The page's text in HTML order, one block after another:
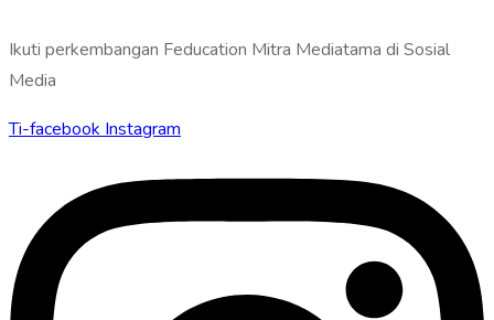
Ikuti perkembangan Feducation Mitra Mediatama di Sosial
Media
Ti-facebook Instagram